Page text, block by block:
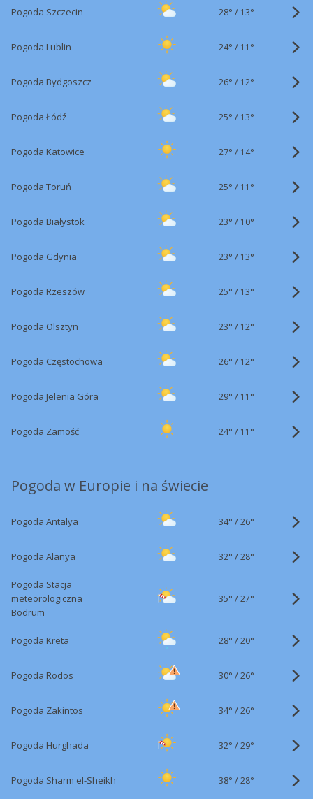
Pogoda Szczecin 28° / 13°
Pogoda Lublin 24° / 11°
Pogoda Bydgoszcz 26° / 12°
Pogoda Łódź 25° / 13°
Pogoda Katowice 27° / 14°
Pogoda Toruń 25° / 11°
Pogoda Białystok 23° / 10°
Pogoda Gdynia 23° / 13°
Pogoda Rzeszów 25° / 13°
Pogoda Olsztyn 23° / 12°
Pogoda Częstochowa 26° / 12°
Pogoda Jelenia Góra 29° / 11°
Pogoda Zamość 24° / 11°
Pogoda w Europie i na świecie
Pogoda Antalya 34° /26°
Pogoda Alanya 32° /28°
Pogoda Stacja
meteorologiczna
Bodrum
35° /27°
Pogoda Kreta 28° /20°
Pogoda Rodos 30° /26°
Pogoda Zakintos 34° /26°
Pogoda Hurghada 32° /29°
Pogoda Sharm el-Sheikh 38° /28°